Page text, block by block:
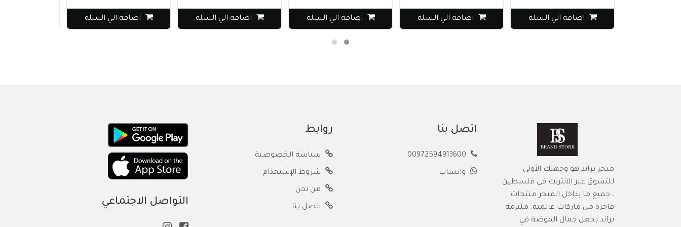
اضافة الي السلة اضافة الي السلة اضافة الي السلة اضافة الي السلة اضافة الي السلة
متجر براند هو وجهتك الأولى
للتسوق عبر الانترنت في فلسطين
، جميع ما بداخل المتجر منتجات
فاخرة من ماركات عالمية. ملتزمة
براند بجعل جمال الموضة في
اتصل بنا
واتساب
روابط
سياسة الخصوصية
شروط الإستخدام
من نحن
اتصل بنا التواصل الاجتماعي